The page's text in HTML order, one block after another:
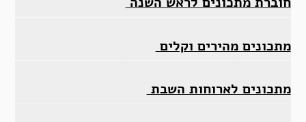
מתכונים מהירים וקלים
מתכונים לארוחות השבת